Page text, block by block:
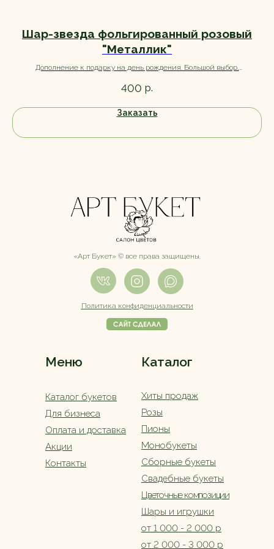
Шар-звезда фольгированный розовый
"Металлик"
Дополнение к подарку на день рождения. Большой выбор,
400 р.
Заказать
Меню Каталог
Каталог букетов
Политика конфиденциальности
Оплата и доставка
Сборные букеты
Свадебные букеты
«Арт Букет» ©️ все права защищены.
Для бизнеса
Хиты продаж
Монобукеты
Цветочные композиции
Акции
Контакты
Шары и игрушки
от 1 000 - 2 000 р
от 2 000 - 3 000 р
Розы
Пионы